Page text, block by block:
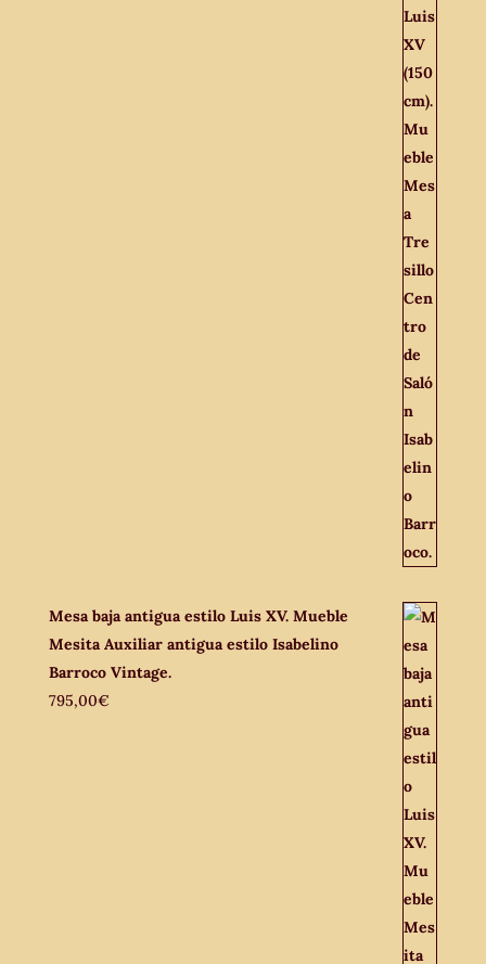
Mesa baja antigua estilo Luis XV. Mueble
Mesita Auxiliar antigua estilo Isabelino
Barroco Vintage.
795,00€